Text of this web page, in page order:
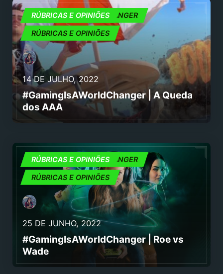
#GAMINGISAWORLDCHANGER
RÚBRICAS E OPINIÕES
14 DE JULHO, 2022
#GamingIsAWorldChanger | A Queda
dos AAA
RÚBRICAS E OPINIÕES
#GAMINGISAWORLDCHANGER
RÚBRICAS E OPINIÕES
25 DE JUNHO, 2022
#GamingIsAWorldChanger | Roe vs
Wade
RÚBRICAS E OPINIÕES